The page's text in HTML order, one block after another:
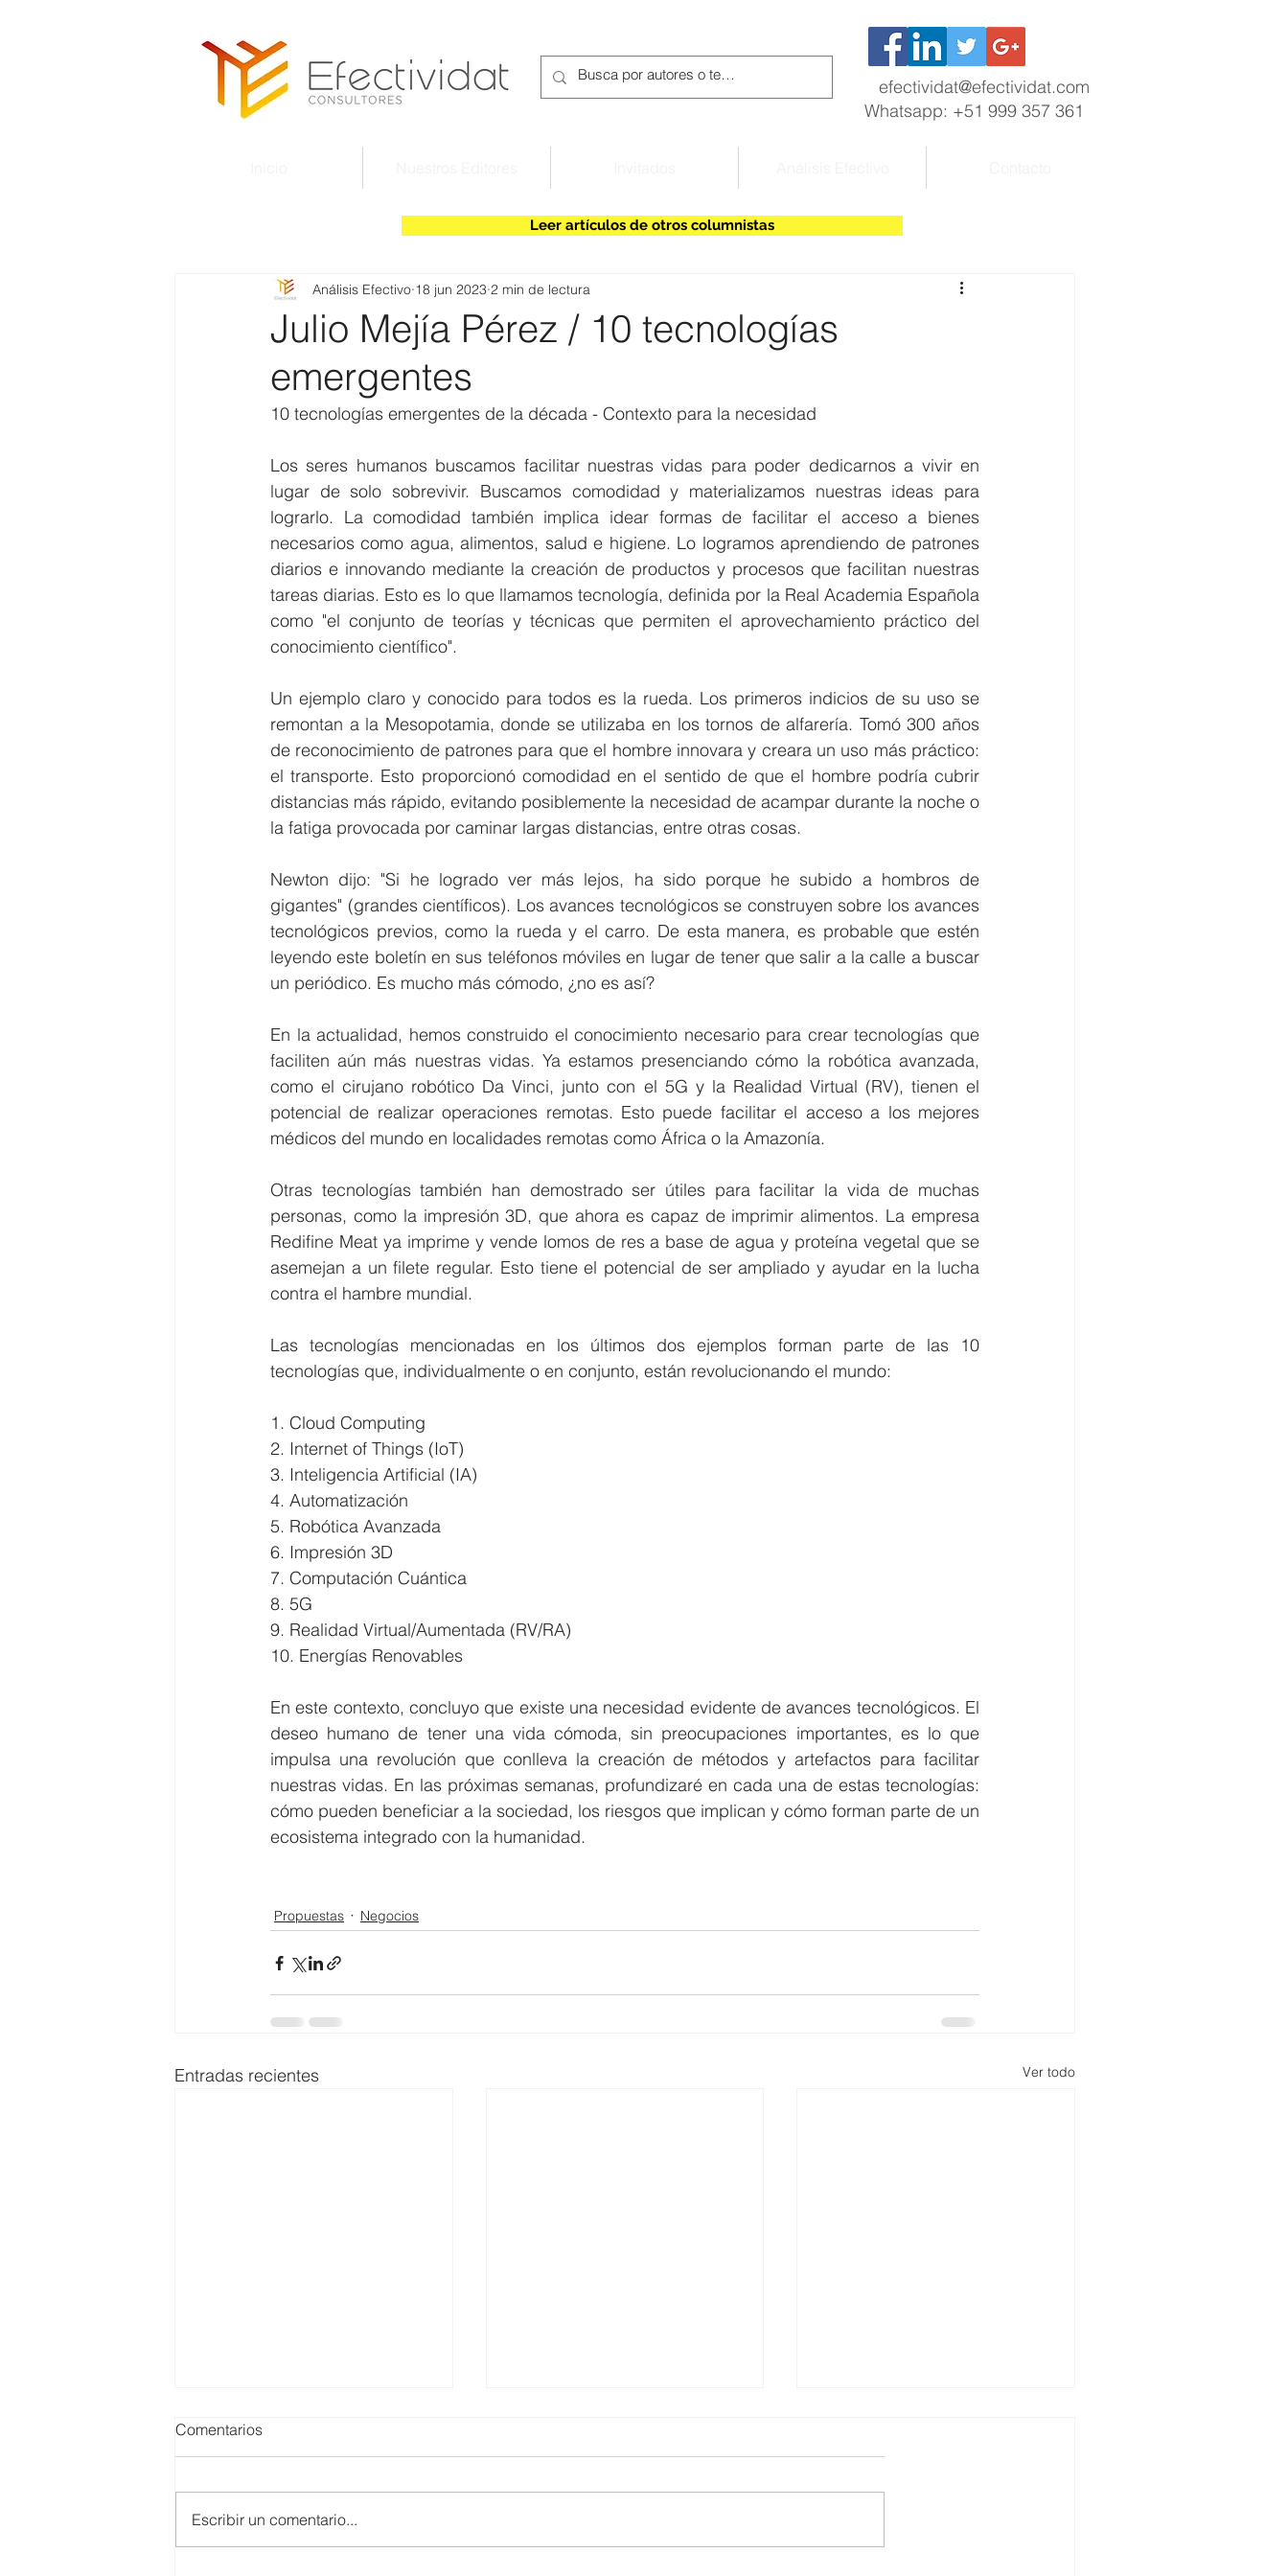
efectividat@efectividat.com
Whatsapp: +51 999 357 361
Leer artículos de otros columnistas
Julio Mejía Pérez / 10 tecnologías
emergentes
Análisis Efectivo 18 jun 2023 2 min de lectura
10 tecnologías emergentes de la década - Contexto para la necesidad
Los seres humanos buscamos facilitar nuestras vidas para poder dedicarnos a vivir en
lugar de solo sobrevivir. Buscamos comodidad y materializamos nuestras ideas para
lograrlo. La comodidad también implica idear formas de facilitar el acceso a bienes
necesarios como agua, alimentos, salud e higiene. Lo logramos aprendiendo de patrones
diarios e innovando mediante la creación de productos y procesos que facilitan nuestras
tareas diarias. Esto es lo que llamamos tecnología, definida por la Real Academia Española
como "el conjunto de teorías y técnicas que permiten el aprovechamiento práctico del
conocimiento científico".
Un ejemplo claro y conocido para todos es la rueda. Los primeros indicios de su uso se
remontan a la Mesopotamia, donde se utilizaba en los tornos de alfarería. Tomó 300 años
de reconocimiento de patrones para que el hombre innovara y creara un uso más práctico:
el transporte. Esto proporcionó comodidad en el sentido de que el hombre podría cubrir
distancias más rápido, evitando posiblemente la necesidad de acampar durante la noche o
la fatiga provocada por caminar largas distancias, entre otras cosas.
Newton dijo: "Si he logrado ver más lejos, ha sido porque he subido a hombros de
gigantes" (grandes científicos). Los avances tecnológicos se construyen sobre los avances
tecnológicos previos, como la rueda y el carro. De esta manera, es probable que estén
leyendo este boletín en sus teléfonos móviles en lugar de tener que salir a la calle a buscar
un periódico. Es mucho más cómodo, ¿no es así?
En la actualidad, hemos construido el conocimiento necesario para crear tecnologías que
faciliten aún más nuestras vidas. Ya estamos presenciando cómo la robótica avanzada,
como el cirujano robótico Da Vinci, junto con el 5G y la Realidad Virtual (RV), tienen el
potencial de realizar operaciones remotas. Esto puede facilitar el acceso a los mejores
médicos del mundo en localidades remotas como África o la Amazonía.
Otras tecnologías también han demostrado ser útiles para facilitar la vida de muchas
personas, como la impresión 3D, que ahora es capaz de imprimir alimentos. La empresa
Redifine Meat ya imprime y vende lomos de res a base de agua y proteína vegetal que se
asemejan a un filete regular. Esto tiene el potencial de ser ampliado y ayudar en la lucha
contra el hambre mundial.
Las tecnologías mencionadas en los últimos dos ejemplos forman parte de las 10
tecnologías que, individualmente o en conjunto, están revolucionando el mundo:
1. Cloud Computing
2. Internet of Things (IoT)
3. Inteligencia Artificial (IA)
4. Automatización
5. Robótica Avanzada
6. Impresión 3D
7. Computación Cuántica
8. 5G
9. Realidad Virtual/Aumentada (RV/RA)
10. Energías Renovables
En este contexto, concluyo que existe una necesidad evidente de avances tecnológicos. El
deseo humano de tener una vida cómoda, sin preocupaciones importantes, es lo que
impulsa una revolución que conlleva la creación de métodos y artefactos para facilitar
nuestras vidas. En las próximas semanas, profundizaré en cada una de estas tecnologías:
cómo pueden beneficiar a la sociedad, los riesgos que implican y cómo forman parte de un
ecosistema integrado con la humanidad.
Propuestas Negocios
Entradas recientes Ver todo
Comentarios
Escribir un comentario...